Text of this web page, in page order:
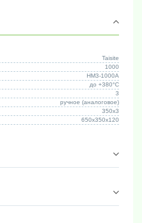
Taisite
1000
HM3-1000A
до +380°C
3
ручное (аналоговое)
350х3
650х350х120